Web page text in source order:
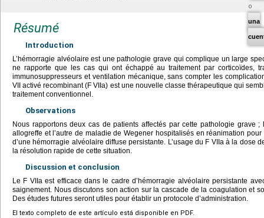
una
Résumé
Introduction
L’hémorragie alvéolaire est une pathologie grave qui complique un large
ne rapporte que les cas qui ont échappé au traitement par corticoïdes,
immunosuppresseurs et ventilation mécanique, sans compter les
VII activé recombinant (F VIIa) est une nouvelle classe thérapeutique qui
traitement conventionnel.
Observations
Nous rapportons deux cas de patients affectés par cette pathologie grave ;
allogreffe et l’autre de maladie de Wegener hospitalisés en réanimation
d’une hémorragie alvéolaire diffuse persistante. L’usage du F VIIa à la dose
la résolution rapide de cette situation.
Discussion et conclusion
Le F VIIa est efficace dans le cadre d’hémorragie alvéolaire persistante
saignement. Nous discutons son action sur la cascade de la coagulation et
Des études futures seront utiles pour établir un protocole d’administration.
El texto completo de este artículo está disponible en PDF.